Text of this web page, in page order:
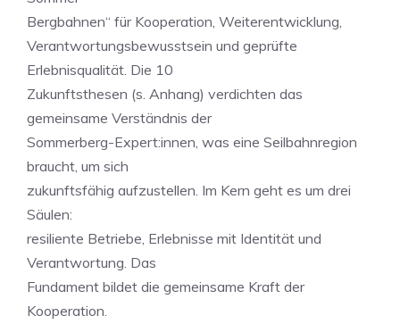
Bergbahnen“ für Kooperation, Weiterentwicklung,
Verantwortungsbewusstsein und geprüfte
Erlebnisqualität. Die 10
Zukunftsthesen (s. Anhang) verdichten das
gemeinsame Verständnis der
Sommerberg-Expert:innen, was eine Seilbahnregion
braucht, um sich
zukunftsfähig aufzustellen. Im Kern geht es um drei
Säulen:
resiliente Betriebe, Erlebnisse mit Identität und
Verantwortung. Das
Fundament bildet die gemeinsame Kraft der
Kooperation.